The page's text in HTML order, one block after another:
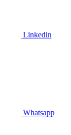
Linkedin
Whatsapp